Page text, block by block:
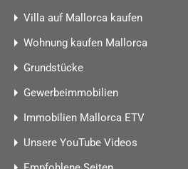
Villa auf Mallorca kaufen
Wohnung kaufen Mallorca
Grundstücke
Gewerbeimmobilien
Immobilien Mallorca ETV
Unsere YouTube Videos